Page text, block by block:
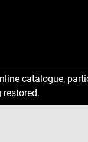
catalogue,